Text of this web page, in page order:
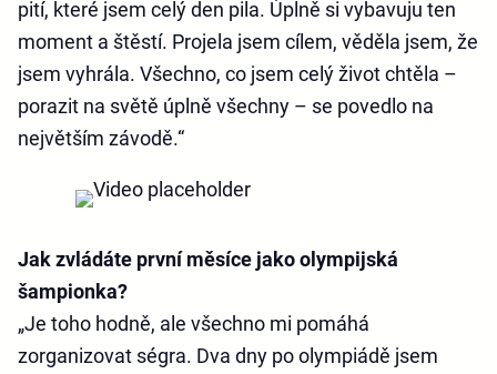
pití, které jsem celý den pila. Úplně si vybavuju ten
moment a štěstí. Projela jsem cílem, věděla jsem, že
jsem vyhrála. Všechno, co jsem celý život chtěla –
porazit na světě úplně všechny – se povedlo na
největším závodě.“
Jak zvládáte první měsíce jako olympijská
šampionka?
„Je toho hodně, ale všechno mi pomáhá
zorganizovat ségra. Dva dny po olympiádě jsem